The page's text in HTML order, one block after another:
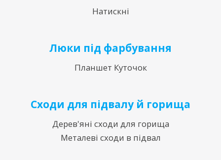
Натискні
Люки під фарбування
Планшет Куточок
Сходи для підвалу й горища
Дерев'яні сходи для горища
Металеві сходи в підвал